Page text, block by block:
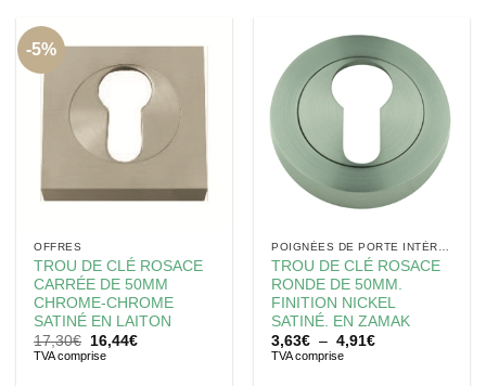
-5%
OFFRES
TROU DE CLÉ ROSACE
CARRÉE DE 50MM
CHROME-CHROME
SATINÉ EN LAITON
17,30€ Le
prix
16,44€Le
TVA comprise
TROU DE CLÉ ROSACE
RONDE DE 50MM.
FINITION NICKEL
SATINÉ. EN ZAMAK
3,63€ – 4,91€Plage
TVA comprise